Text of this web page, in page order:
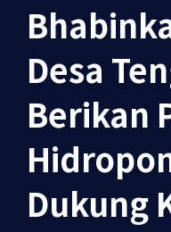
Desa
Berikan
Dukung